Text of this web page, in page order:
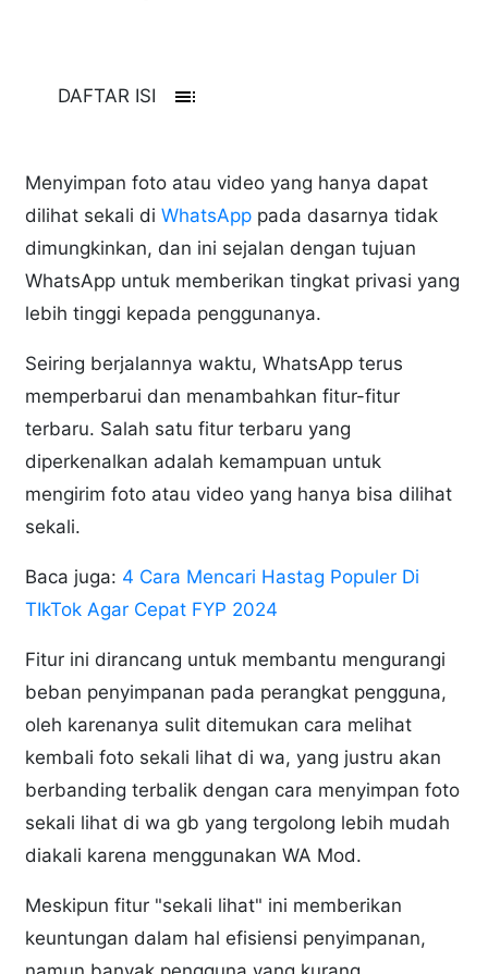
DAFTAR ISI toc
Menyimpan foto atau video yang hanya dapat
dilihat sekali diWhatsApp pada dasarnya tidak
dimungkinkan, dan ini sejalan dengan tujuan
WhatsApp untuk memberikan tingkat privasi yang
lebih tinggi kepada penggunanya.
Seiring berjalannya waktu, WhatsApp terus
memperbarui dan menambahkan fitur-fitur
terbaru. Salah satu fitur terbaru yang
diperkenalkan adalah kemampuan untuk
mengirim foto atau video yang hanya bisa dilihat
sekali.
Baca juga: 4 Cara Mencari Hastag Populer Di
TIkTok Agar Cepat FYP 2024
Fitur ini dirancang untuk membantu mengurangi
beban penyimpanan pada perangkat pengguna,
oleh karenanya sulit ditemukan cara melihat
kembali foto sekali lihat di wa, yang justru akan
berbanding terbalik dengan cara menyimpan foto
sekali lihat di wa gb yang tergolong lebih mudah
diakali karena menggunakan WA Mod.
Meskipun fitur "sekali lihat" ini memberikan
keuntungan dalam hal efisiensi penyimpanan,